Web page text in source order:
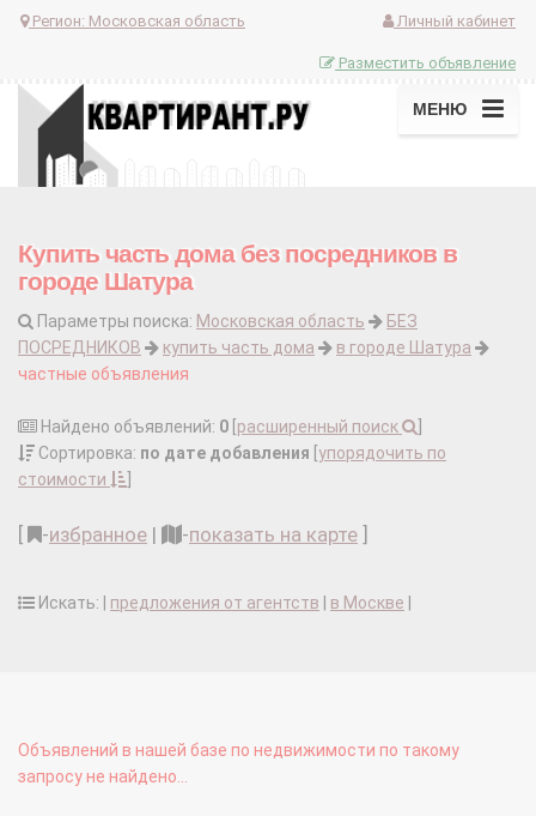
Регион: Московская область Личный кабинет
Разместить объявление
МЕНЮ
Купить часть дома без посредников в
городе Шатура
Параметры поиска: Московская область
БЕЗ
ПОСРЕДНИКОВ
купить часть дома
в городе Шатура
частные объявления
Найдено объявлений: 0 расширенный поиск
Сортировка: по дате добавления упорядочить по
стоимости
-избранное | -показать на карте
Искать: | предложения от агентств в Москве
Объявлений в нашей базе по недвижимости по такому
запросу не найдено...